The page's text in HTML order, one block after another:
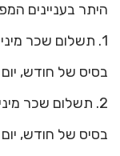
היתר בעניינים
1. תשלום שכר
בסיס של חודש,
2. תשלום שכר
בסיס של חודש,